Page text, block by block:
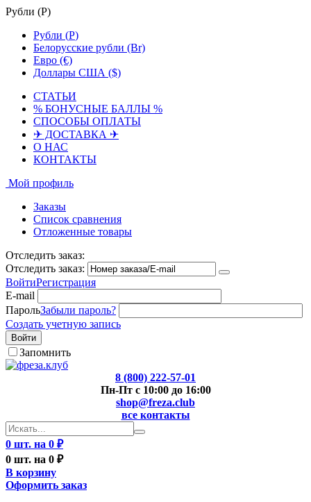
Рубли (Р)
Рубли (Р)
Белорусские рубли (Br)
Евро (€)
Доллары США ($)
СТАТЬИ
% БОНУСНЫЕ БАЛЛЫ %
СПОСОБЫ ОПЛАТЫ
✈ ДОСТАВКА ✈
О НАС
КОНТАКТЫ
Мой профиль
Заказы
Список сравнения
Отложенные товары
Отследить заказ:
Отследить заказ:
ВойтиРегистрация
E-mail
ПарольЗабыли пароль?
Создать учетную запись
Войти
Запомнить
8 (800) 222-57-01
Пн-Пт с 10:00 до 16:00
shop@freza.club
все контакты
0 шт. на 0 ₽
0 шт. на 0 ₽
В корзину
Оформить заказ